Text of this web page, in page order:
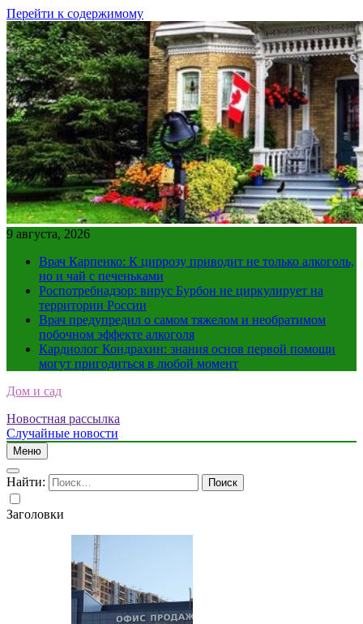
Перейти к содержимому
9 августа, 2026
Врач Карпенко: К циррозу приводит не только алкоголь,
но и чай с печеньками
Роспотребнадзор: вирус Бурбон не циркулирует на
территории России
Врач предупредил о самом тяжелом и необратимом
побочном эффекте алкоголя
Кардиолог Кондрахин: знания основ первой помощи
могут пригодиться в любой момент
Дом и сад
Новостная рассылка
Случайные новости
Меню
Найти:
Заголовки